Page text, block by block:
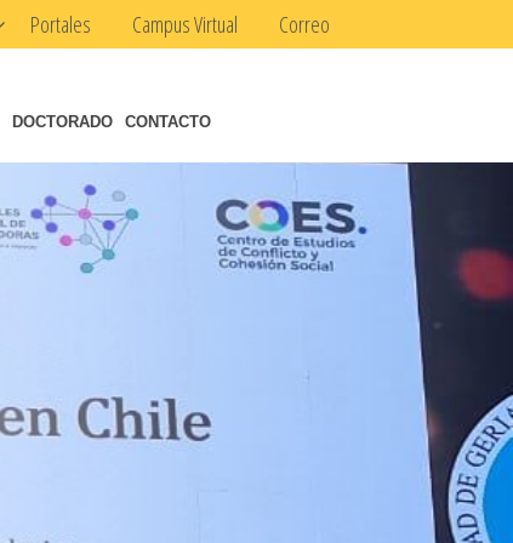
Portales Campus Virtual Correo
DOCTORADO CONTACTO